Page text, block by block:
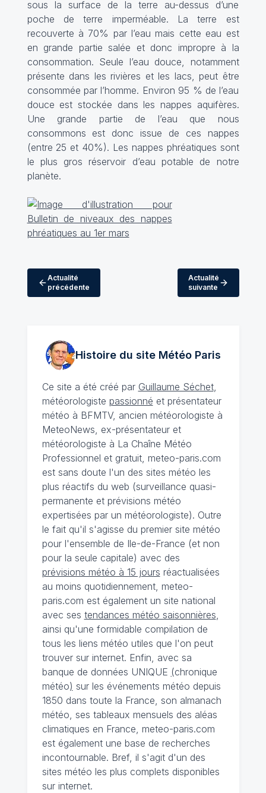
sous la surface de la terre au-dessus d’une
poche de terre imperméable. La terre est
recouverte à 70% par l’eau mais cette eau est
en grande partie salée et donc impropre à la
consommation. Seule l’eau douce, notamment
présente dans les rivières et les lacs, peut être
consommée par l’homme. Environ 95 % de l’eau
douce est stockée dans les nappes aquifères.
Une grande partie de l’eau que nous
consommons est donc issue de ces nappes
(entre 25 et 40%). Les nappes phréatiques sont
le plus gros réservoir d’eau potable de notre
planète.
Actualité
précédente
Actualité
suivante
Histoire du site MétéoParis
Ce site a été créé par Guillaume Séchet,
météorologiste passionné et présentateur
météo à BFMTV, ancien météorologiste à
MeteoNews, ex-présentateur et
météorologiste à La Chaîne Météo
Professionnel et gratuit, meteo-paris.com
est sans doute l'un des sites météo les
plus réactifs du web (surveillance quasi-
permanente et prévisions météo
expertisées par un météorologiste). Outre
le fait qu'il s'agisse du premier site météo
pour l'ensemble de Ile-de-France (et non
pour la seule capitale) avec des
prévisions météo à 15 jours réactualisées
au moins quotidiennement, meteo-
paris.com est également un site national
avec ses tendances météo saisonnières,
ainsi qu'une formidable compilation de
tous les liens météo utiles que l'on peut
trouver sur internet. Enfin, avec sa
banque de données UNIQUE (chronique
météo) sur les événements météo depuis
1850 dans toute la France, son almanach
météo, ses tableaux mensuels des aléas
climatiques en France, meteo-paris.com
est également une base de recherches
incontournable. Bref, il s'agit d'un des
sites météo les plus complets disponibles
sur internet.